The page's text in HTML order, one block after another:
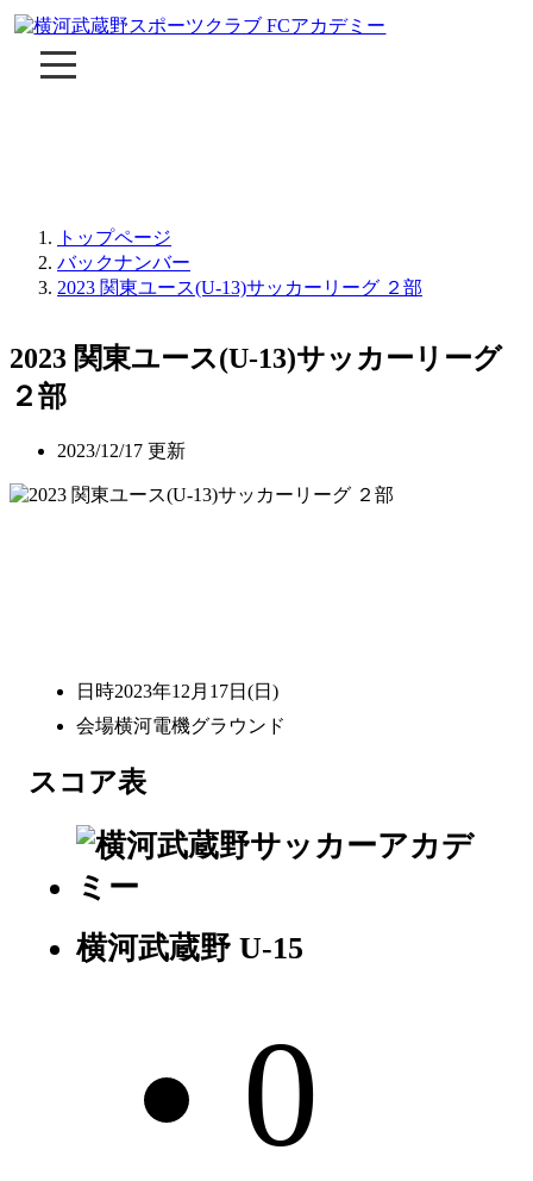
トップページ
バックナンバー
2023 関東ユース(U-13)サッカーリーグ ２部
2023 関東ユース(U-13)サッカーリーグ
２部
2023/12/17 更新
日時2023年12月17日(日)
会場横河電機グラウンド
スコア表
横河武蔵野 U-15
0